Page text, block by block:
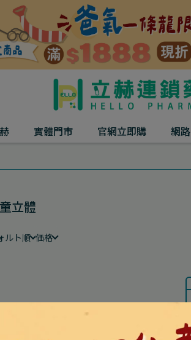
實體門市 官網立即購 網
立體
ルト順 価格